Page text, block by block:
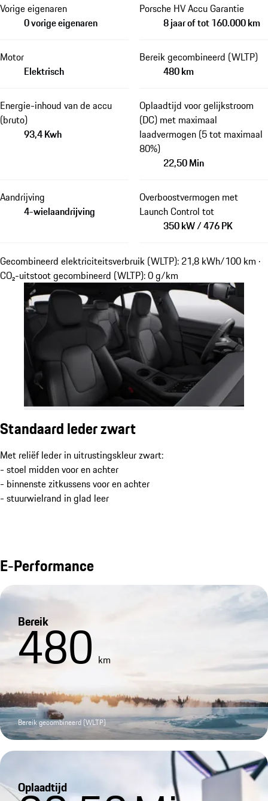
Vorige eigenaren
0 vorige eigenaren
Porsche HV Accu Garantie
8 jaar of tot 160.000 km
Motor
Elektrisch
Bereik gecombineerd (WLTP)
480 km
Energie-inhoud van de accu
(bruto)
93,4 Kwh
Oplaadtijd voor gelijkstroom
(DC) met maximaal
laadvermogen (5 tot maximaal
80%)
22,50 Min
Aandrijving
4-wielaandrijving
Overboostvermogen met
Launch Control tot
350 kW / 476 PK
Gecombineerd elektriciteitsverbruik (WLTP): 21,8 kWh/100 km ·
CO₂-uitstoot gecombineerd (WLTP): 0 g/km
Standaard leder zwart
Met reliëf leder in uitrustingskleur zwart:
- stoel midden voor en achter
- binnenste zitkussens voor en achter
- stuurwielrand in glad leer
E-Performance
Bereik
480 km
Bereik gecombineerd (WLTP)
Oplaadtijd